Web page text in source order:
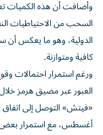
السحب من الاحتياطيات
الدولية، وهو ما يعكس أن
كافية ومتوازنة.
ورغم استمرار احتمالات
العبور عبر مضيق هرمز
«فيتش» التوصل إلى اتفاق
أغسطس، مع استمرار بعض